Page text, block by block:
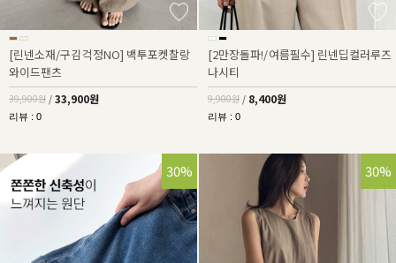
[린넨소재/구김걱정NO] 백투포켓찰랑
와이드팬츠
39,900원 / 33,900원
리뷰 : 0
[2만장돌파!/여름필수] 린넨딥컬러루즈
나시티
9,900원 / 8,400원
리뷰 : 0
30% 30%